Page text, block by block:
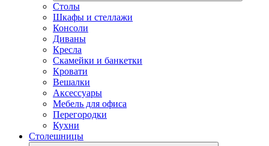
Столы
Шкафы и стеллажи
Консоли
Диваны
Кресла
Скамейки и банкетки
Кровати
Вешалки
Аксессуары
Мебель для офиса
Перегородки
Кухни
Столешницы